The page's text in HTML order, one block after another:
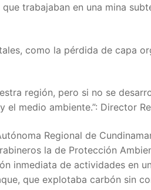
trabajaban en una mina
como la pérdida de capa
región, pero si no se
medio ambiente.”: Director
Regional de
la de Protección
inmediata de actividades en
que explotaba carbón sin